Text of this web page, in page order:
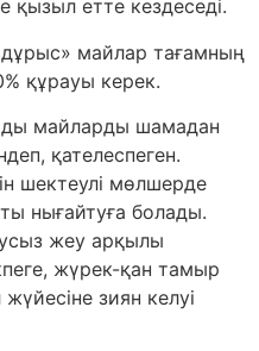
қызыл етте кездеседі.
майлар тағамның
құрауы керек.
майларды шамадан
қателеспеген.
шектеулі мөлшерде
нығайтуға болады.
жеу арқылы
жүрек-қан тамыр
зиян келуі